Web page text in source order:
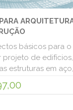
básicos para o
de edifícios,
estruturas em